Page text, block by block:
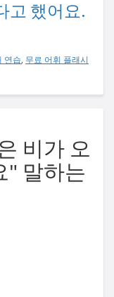
고 했어요.
연습, 무료 어휘 플래시
비가 오
" 말하는